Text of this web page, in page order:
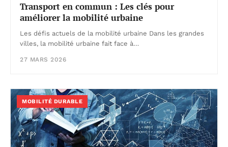
Transport en commun : Les clés pour
améliorer la mobilité urbaine
Les défis actuels de la mobilité urbaine Dans les grandes
villes, la mobilité urbaine fait face à…
27 MARS 2026
MOBILITÉ DURABLE